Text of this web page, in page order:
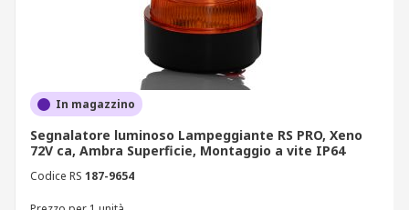
In magazzino
Segnalatore luminoso Lampeggiante RS PRO, Xeno
72V ca, Ambra Superficie, Montaggio a vite IP64
Codice RS 187-9654